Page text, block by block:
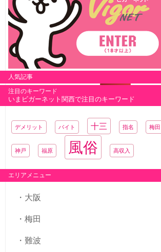
人気記事
注目のキーワード
いまビガーネット関西で注目のキーワード
デメリット バイト 十三 指名 梅田
神戸 福原 風俗 高収入
エリアメニュー
大阪
梅田
難波